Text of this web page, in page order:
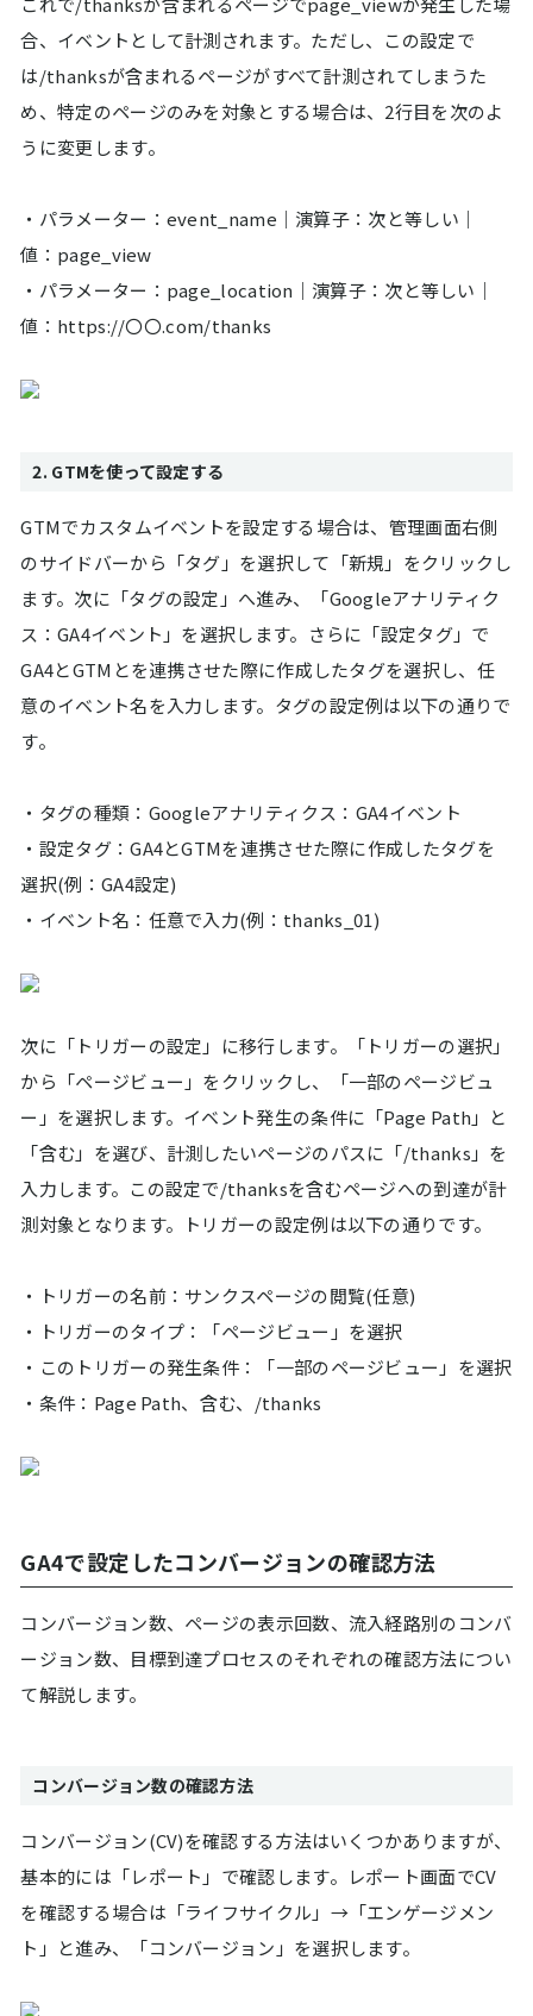
合、イベントとして計測されます。ただし、この設定で
は/thanksが含まれるページがすべて計測されてしまうた
め、特定のページのみを対象とする場合は、2行目を次のよ
うに変更します。
・パラメーター：event_name｜演算子：次と等しい｜
値：page_view
・パラメーター：page_location｜演算子：次と等しい｜
値：https://〇〇.com/thanks
2. GTMを使って設定する
GTMでカスタムイベントを設定する場合は、管理画面右側
のサイドバーから「タグ」を選択して「新規」をクリックし
ます。次に「タグの設定」へ進み、「Googleアナリティク
ス：GA4イベント」を選択します。さらに「設定タグ」で
GA4とGTMとを連携させた際に作成したタグを選択し、任
意のイベント名を入力します。タグの設定例は以下の通りで
す。
・タグの種類：Googleアナリティクス：GA4イベント
・設定タグ：GA4とGTMを連携させた際に作成したタグを
選択(例：GA4設定)
・イベント名：任意で入力(例：thanks_01)
次に「トリガーの設定」に移行します。「トリガーの選択」
から「ページビュー」をクリックし、「一部のページビュ
ー」を選択します。イベント発生の条件に「Page Path」と
「含む」を選び、計測したいページのパスに「/thanks」を
入力します。この設定で/thanksを含むページへの到達が計
測対象となります。トリガーの設定例は以下の通りです。
・トリガーの名前：サンクスページの閲覧(任意)
・トリガーのタイプ：「ページビュー」を選択
・このトリガーの発生条件：「一部のページビュー」を選択
・条件：Page Path、含む、/thanks
GA4で設定したコンバージョンの確認方法
コンバージョン数、ページの表示回数、流入経路別のコンバ
ージョン数、目標到達プロセスのそれぞれの確認方法につい
て解説します。
コンバージョン数の確認方法
コンバージョン(CV)を確認する方法はいくつかありますが、
基本的には「レポート」で確認します。レポート画面でCV
を確認する場合は「ライフサイクル」→「エンゲージメン
ト」と進み、「コンバージョン」を選択します。